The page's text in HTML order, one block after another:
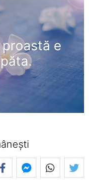
proastă e